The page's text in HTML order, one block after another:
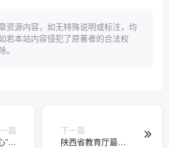
资源内容，如无特殊说明或标注，均
若本站内容侵犯了原著者的合法权
一篇
”出
下一篇
陕西省教育厅最新